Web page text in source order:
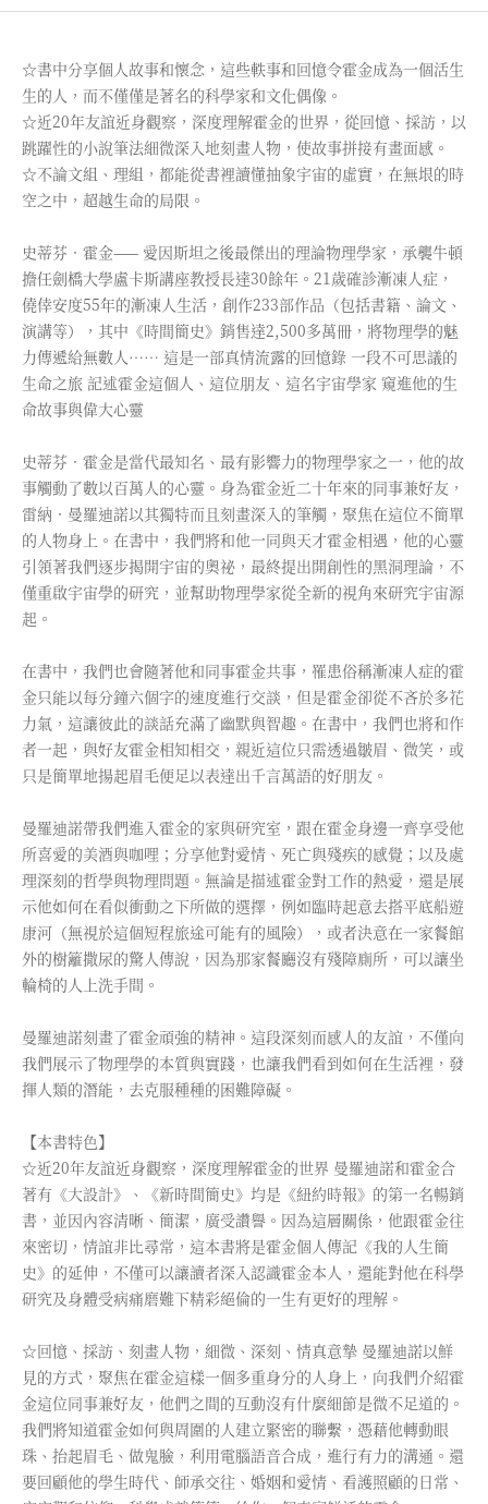
☆書中分享個人故事和懷念，這些軼事和回憶令霍金成為一個活生
生的人，而不僅僅是著名的科學家和文化偶像。
☆近20年友誼近身觀察，深度理解霍金的世界，從回憶、採訪，以
跳躍性的小說筆法細微深入地刻畫人物，使故事拼接有畫面感。
☆不論文組、理組，都能從書裡讀懂抽象宇宙的虛實，在無垠的時
空之中，超越生命的局限。
史蒂芬．霍金—— 愛因斯坦之後最傑出的理論物理學家，承襲牛頓
擔任劍橋大學盧卡斯講座教授長達30餘年。21歲確診漸凍人症，
僥倖安度55年的漸凍人生活，創作233部作品（包括書籍、論文、
演講等），其中《時間簡史》銷售達2,500多萬冊，將物理學的魅
力傳遞給無數人…… 這是一部真情流露的回憶錄 一段不可思議的
生命之旅 記述霍金這個人、這位朋友、這名宇宙學家 窺進他的生
命故事與偉大心靈
史蒂芬．霍金是當代最知名、最有影響力的物理學家之一，他的故
事觸動了數以百萬人的心靈。身為霍金近二十年來的同事兼好友，
雷納．曼羅迪諾以其獨特而且刻畫深入的筆觸，聚焦在這位不簡單
的人物身上。在書中，我們將和他一同與天才霍金相遇，他的心靈
引領著我們逐步揭開宇宙的奧祕，最終提出開創性的黑洞理論，不
僅重啟宇宙學的研究，並幫助物理學家從全新的視角來研究宇宙源
起。
在書中，我們也會隨著他和同事霍金共事，罹患俗稱漸凍人症的霍
金只能以每分鐘六個字的速度進行交談，但是霍金卻從不吝於多花
力氣，這讓彼此的談話充滿了幽默與智趣。在書中，我們也將和作
者一起，與好友霍金相知相交，親近這位只需透過皺眉、微笑，或
只是簡單地揚起眉毛便足以表達出千言萬語的好朋友。
曼羅迪諾帶我們進入霍金的家與研究室，跟在霍金身邊一齊享受他
所喜愛的美酒與咖哩；分享他對愛情、死亡與殘疾的感覺；以及處
理深刻的哲學與物理問題。無論是描述霍金對工作的熱愛，還是展
示他如何在看似衝動之下所做的選擇，例如臨時起意去搭平底船遊
康河（無視於這個短程旅途可能有的風險），或者決意在一家餐館
外的樹籬撒尿的驚人傳說，因為那家餐廳沒有殘障廁所，可以讓坐
輪椅的人上洗手間。
曼羅迪諾刻畫了霍金頑強的精神。這段深刻而感人的友誼，不僅向
我們展示了物理學的本質與實踐，也讓我們看到如何在生活裡，發
揮人類的潛能，去克服種種的困難障礙。
【本書特色】
☆近20年友誼近身觀察，深度理解霍金的世界 曼羅迪諾和霍金合
著有《大設計》、《新時間簡史》均是《紐約時報》的第一名暢銷
書，並因內容清晰、簡潔，廣受讚譽。因為這層關係，他跟霍金往
來密切，情誼非比尋常，這本書將是霍金個人傳記《我的人生簡
史》的延伸，不僅可以讓讀者深入認識霍金本人，還能對他在科學
研究及身體受病痛磨難下精彩絕倫的一生有更好的理解。
☆回憶、採訪、刻畫人物，細微、深刻、情真意摯 曼羅迪諾以鮮
見的方式，聚焦在霍金這樣一個多重身分的人身上，向我們介紹霍
金這位同事兼好友，他們之間的互動沒有什麼細節是微不足道的。
我們將知道霍金如何與周圍的人建立緊密的聯繫，憑藉他轉動眼
珠、抬起眉毛、做鬼臉，利用電腦語音合成，進行有力的溝通。還
要回顧他的學生時代、師承交往、婚姻和愛情、看護照顧的日常、